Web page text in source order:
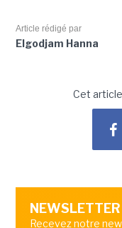
Article rédigé par
Elgodjam Hanna
Cet
NEWSLETTER
Recevez notre